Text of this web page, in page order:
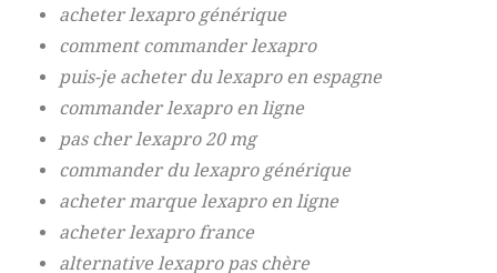
acheter lexapro générique
comment commander lexapro
puis-je acheter du lexapro en espagne
commander lexapro en ligne
pas cher lexapro 20 mg
commander du lexapro générique
acheter marque lexapro en ligne
acheter lexapro france
alternative lexapro pas chère